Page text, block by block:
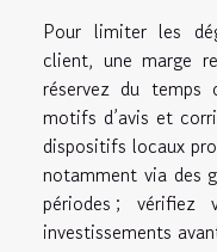
Pour limiter les
client, une marge
réservez du temps
motifs d’avis et
dispositifs locaux
notamment via des
périodes ;
investissements